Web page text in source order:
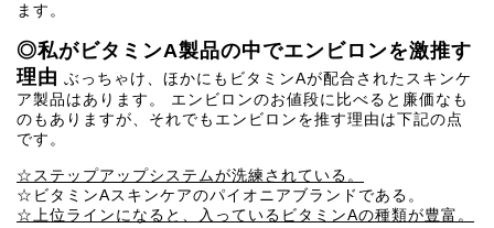
ます。
◎私がビタミンA製品の中でエンビロンを激推す
理由 ぶっちゃけ、ほかにもビタミンAが配合されたスキンケ
ア製品はあります。 エンビロンのお値段に比べると廉価なも
のもありますが、それでもエンビロンを推す理由は下記の点
です。
☆ステップアップシステムが洗練されている。
☆ビタミンAスキンケアのパイオニアブランドである。
☆上位ラインになると、入っているビタミンAの種類が豊富。